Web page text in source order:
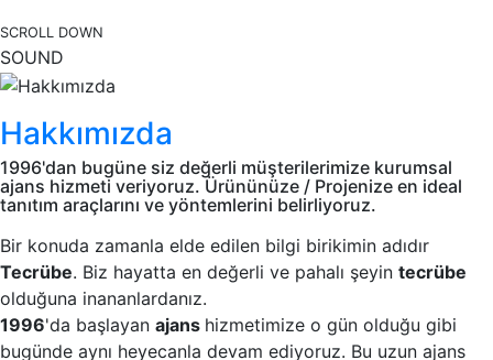
SCROLL DOWN
SOUND
Hakkımızda
1996'dan bugüne siz değerli müşterilerimize kurumsal
ajans hizmeti veriyoruz. Ürününüze / Projenize en ideal
tanıtım araçlarını ve yöntemlerini belirliyoruz.
Bir konuda zamanla elde edilen bilgi birikimin adıdır
Tecrübe. Biz hayatta en değerli ve pahalı şeyin tecrübe
olduğuna inananlardanız.
1996'da başlayan ajans hizmetimize o gün olduğu gibi
bugünde aynı heyecanla devam ediyoruz. Bu uzun ajans